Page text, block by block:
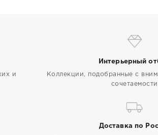
и
Интерьерный
Коллекции, подобранные с
сочетаемости
Доставка по